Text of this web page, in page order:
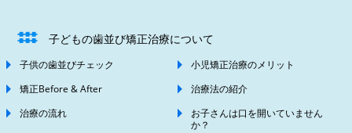
子どもの歯並び矯正治療について
子供の歯並びチェック
小児矯正治療のメリット
矯正Before & After
治療法の紹介
治療の流れ
お子さんは口を開いていません
か？